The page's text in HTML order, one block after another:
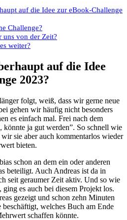
auf die Idee zur eBook-Challenge
Challenge?
uns von der Zeit?
weiter?
auf die Idee
2023?
folgt, weiß, dass wir gerne neue
gehen wir häufig nicht besonders
es einfach mal. Frei nach dem
könnte ja gut werden”. So schnell wie
sie aber auch kommentarlos wieder
bieten.
schon an dem ein oder anderen
beteiligt. Auch Andreas ist da in
seit geraumer Zeit aktiv. Und so wie
es auch bei diesem Projekt los.
gezeigt und schon zehn Minuten
welches Buch am Ende
schaffen könnte.